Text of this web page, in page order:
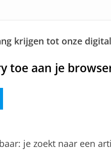
krijgen tot onze
toe aan je
je zoekt naar een